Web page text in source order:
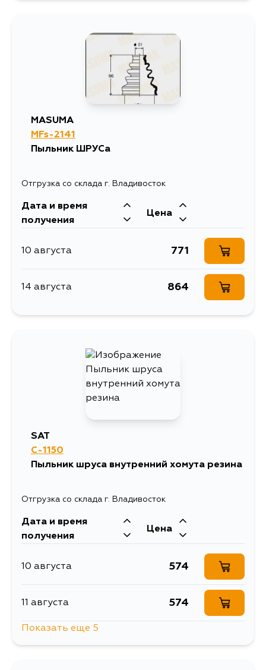
MASUMA
MFs-2141
Пыльник ШРУСа
Отгрузка со склада г. Владивосток
Дата и время
получения
Цена
10 августа 771
14 августа 864
SAT
C-1150
Пыльник шруса внутренний хомута резина
Отгрузка со склада г. Владивосток
Дата и время
получения
Цена
10 августа 574
11 августа 574
Показать еще 5